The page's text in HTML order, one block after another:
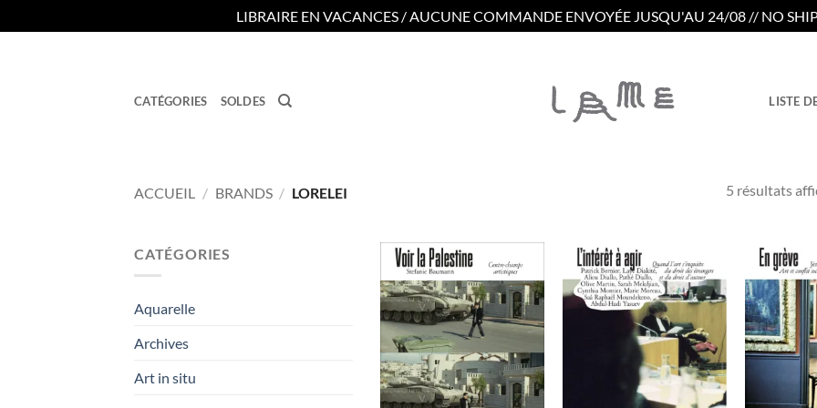
LIBRAIRE EN VACANCES / AUCUNE COMMANDE ENVOYÉE JUSQU'AU 24/08 // NO
CATÉGORIES SOLDES LISTE
ACCUEIL / BRANDS / LORELEI 5 résultats
CATÉGORIES
Aquarelle
Archives
Art in situ
Ajouter
à la
wishlist
Ajouter
à la